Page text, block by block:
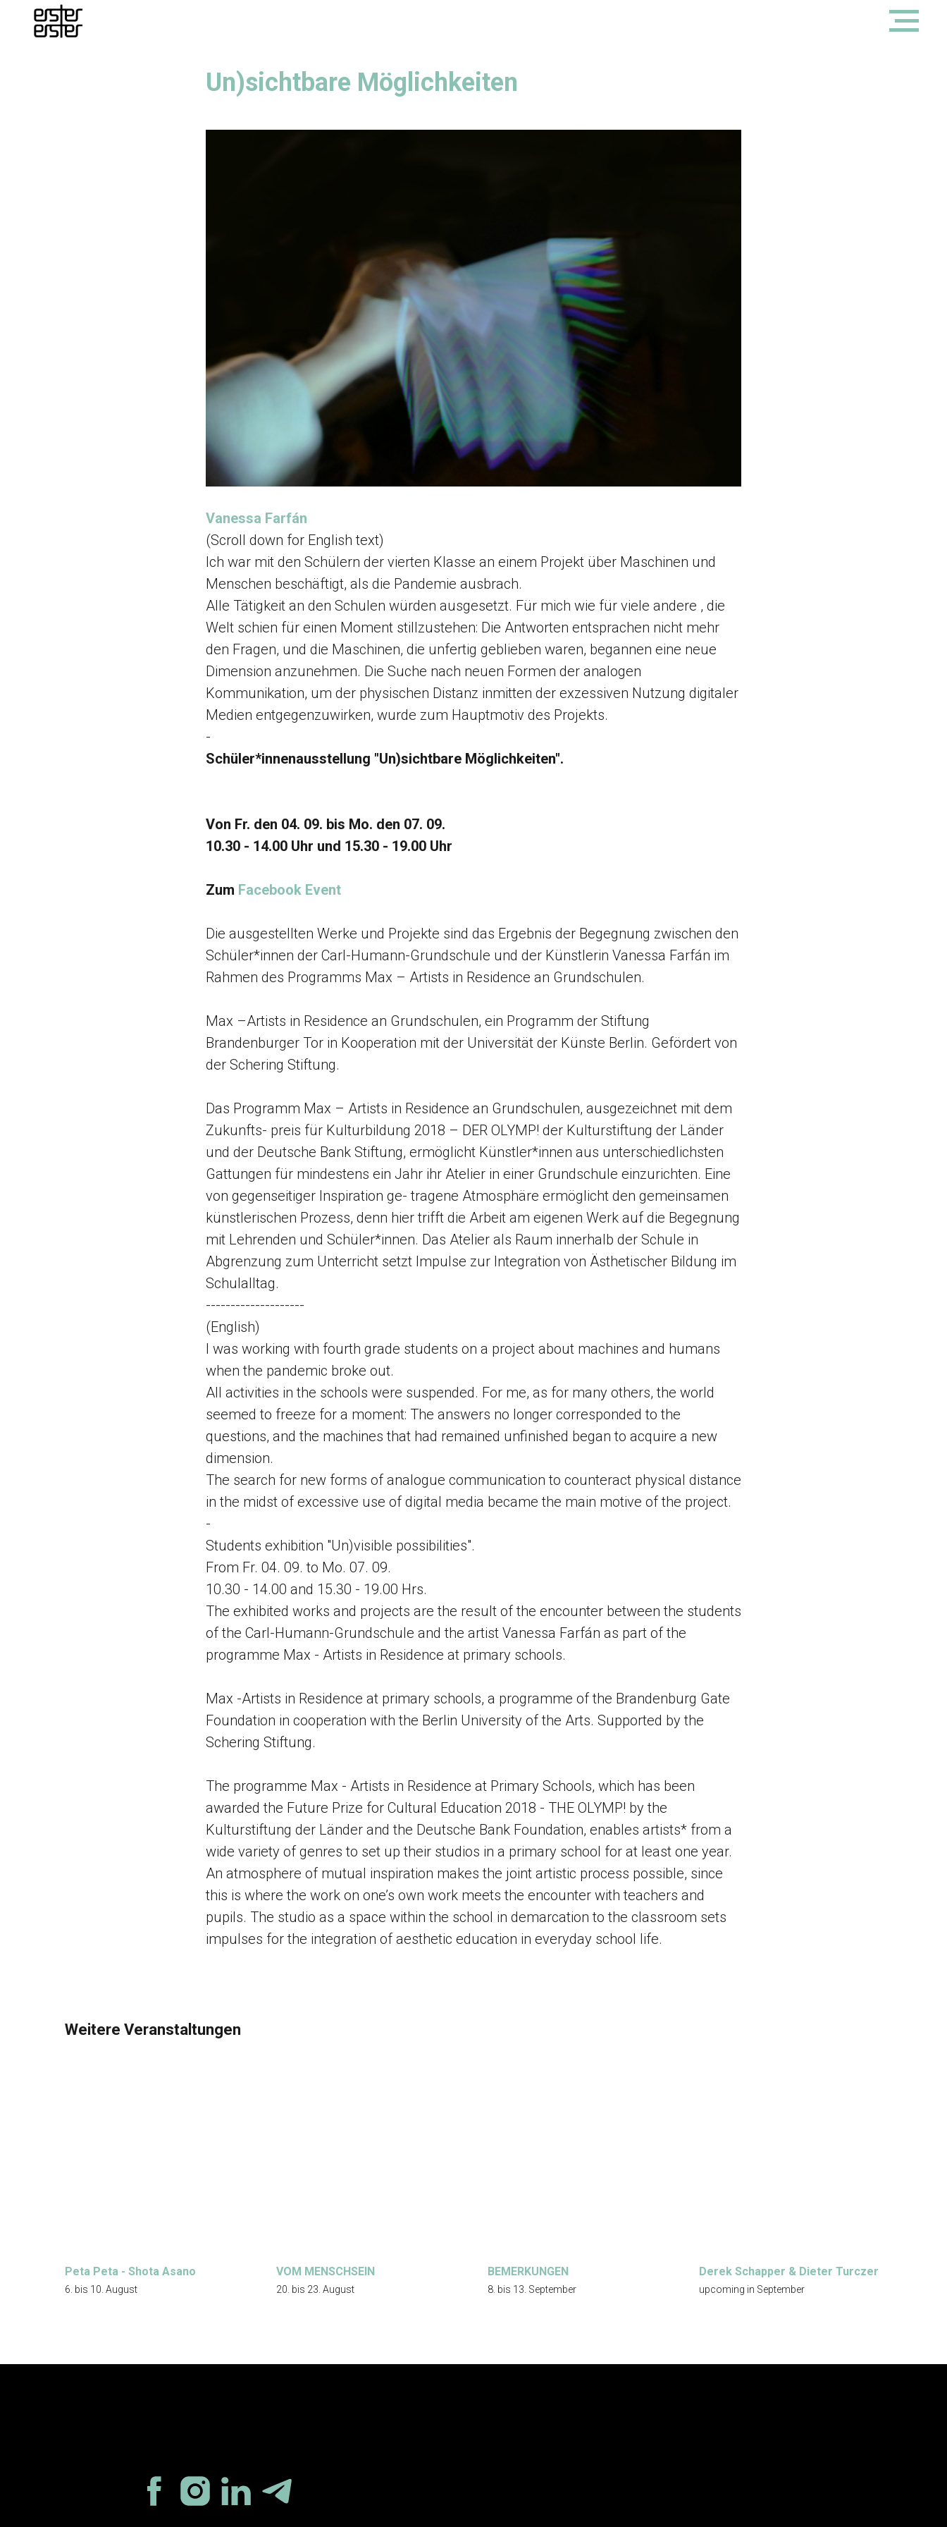
Un)sichtbare Möglichkeiten
Vanessa Farfán
(Scroll down for English text)
Ich war mit den Schülern der vierten Klasse an einem Projekt über Maschinen und
Menschen beschäftigt, als die Pandemie ausbrach.
Alle Tätigkeit an den Schulen würden ausgesetzt. Für mich wie für viele andere , die
Welt schien für einen Moment stillzustehen: Die Antworten entsprachen nicht mehr
den Fragen, und die Maschinen, die unfertig geblieben waren, begannen eine neue
Dimension anzunehmen. Die Suche nach neuen Formen der analogen
Kommunikation, um der physischen Distanz inmitten der exzessiven Nutzung digitaler
Medien entgegenzuwirken, wurde zum Hauptmotiv des Projekts.
-
Schüler*innenausstellung "Un)sichtbare Möglichkeiten".
Von Fr. den 04. 09. bis Mo. den 07. 09.
10.30 - 14.00 Uhr und 15.30 - 19.00 Uhr
Zum Facebook Event
Die ausgestellten Werke und Projekte sind das Ergebnis der Begegnung zwischen den
Schüler*innen der Carl-Humann-Grundschule und der Künstlerin Vanessa Farfán im
Rahmen des Programms Max – Artists in Residence an Grundschulen.
Max –Artists in Residence an Grundschulen, ein Programm der Stiftung
Brandenburger Tor in Kooperation mit der Universität der Künste Berlin. Gefördert von
der Schering Stiftung.
Das Programm Max – Artists in Residence an Grundschulen, ausgezeichnet mit dem
Zukunfts- preis für Kulturbildung 2018 – DER OLYMP! der Kulturstiftung der Länder
und der Deutsche Bank Stiftung, ermöglicht Künstler*innen aus unterschiedlichsten
Gattungen für mindestens ein Jahr ihr Atelier in einer Grundschule einzurichten. Eine
von gegenseitiger Inspiration ge- tragene Atmosphäre ermöglicht den gemeinsamen
künstlerischen Prozess, denn hier trifft die Arbeit am eigenen Werk auf die Begegnung
mit Lehrenden und Schüler*innen. Das Atelier als Raum innerhalb der Schule in
Abgrenzung zum Unterricht setzt Impulse zur Integration von Ästhetischer Bildung im
Schulalltag.
--------------------
(English)
I was working with fourth grade students on a project about machines and humans
when the pandemic broke out.
All activities in the schools were suspended. For me, as for many others, the world
seemed to freeze for a moment: The answers no longer corresponded to the
questions, and the machines that had remained unfinished began to acquire a new
dimension.
The search for new forms of analogue communication to counteract physical distance
in the midst of excessive use of digital media became the main motive of the project.
-
Students exhibition "Un)visible possibilities".
From Fr. 04. 09. to Mo. 07. 09.
10.30 - 14.00 and 15.30 - 19.00 Hrs.
The exhibited works and projects are the result of the encounter between the students
of the Carl-Humann-Grundschule and the artist Vanessa Farfán as part of the
programme Max - Artists in Residence at primary schools.
Max -Artists in Residence at primary schools, a programme of the Brandenburg Gate
Foundation in cooperation with the Berlin University of the Arts. Supported by the
Schering Stiftung.
The programme Max - Artists in Residence at Primary Schools, which has been
awarded the Future Prize for Cultural Education 2018 - THE OLYMP! by the
Kulturstiftung der Länder and the Deutsche Bank Foundation, enables artists* from a
wide variety of genres to set up their studios in a primary school for at least one year.
An atmosphere of mutual inspiration makes the joint artistic process possible, since
this is where the work on one’s own work meets the encounter with teachers and
pupils. The studio as a space within the school in demarcation to the classroom sets
impulses for the integration of aesthetic education in everyday school life.
Weitere Veranstaltungen
Peta Peta - Shota Asano
6. bis 10. August
VOM MENSCHSEIN
20. bis 23. August
BEMERKUNGEN
8. bis 13. September
Derek Schapper & Dieter Turczer
upcoming in September